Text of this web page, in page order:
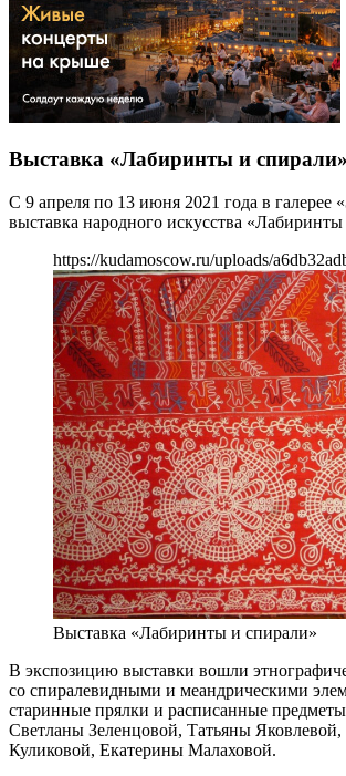
Выставка «Лабиринты и спирали»
С 9 апреля по 13 июня 2021 года в галерее
выставка народного искусства
https://kudamoscow.ru/uploads/
Выставка «Лабиринты и спирали»
В экспозицию выставки вошли
со спиралевидными и меандрическими
старинные прялки и расписанные
Светланы Зеленцовой, Татьяны
Куликовой, Екатерины Малаховой.